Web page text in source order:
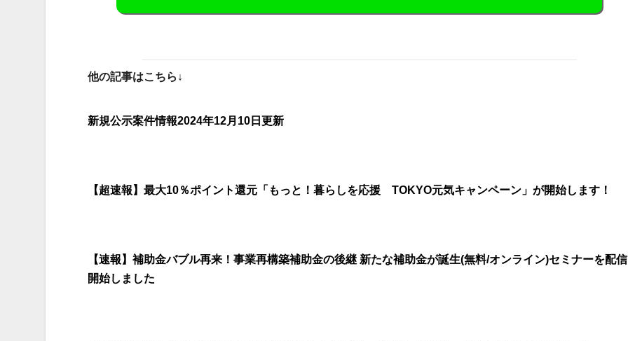
他の記事はこちら↓
新規公示案件情報2024年12月10日更新
【超速報】最大10％ポイント還元「もっと！暮らしを応援 TOKYO元気キャンペーン」が開始します！
【速報】補助金バブル再来！事業再構築補助金の後継 新たな補助金が誕生(無料/オンライン)セミナーを配信
開始しました